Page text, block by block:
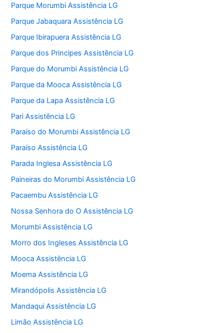
Parque Morumbi Assistência LG
Parque Jabaquara Assistência LG
Parque Ibirapuera Assistência LG
Parque dos Principes Assistência LG
Parque do Morumbi Assistência LG
Parque da Mooca Assistência LG
Parque da Lapa Assistência LG
Pari Assistência LG
Paraíso do Morumbi Assistência LG
Paraíso Assistência LG
Parada Inglesa Assistência LG
Paineiras do Morumbi Assistência LG
Pacaembu Assistência LG
Nossa Senhora do O Assistência LG
Morumbi Assistência LG
Morro dos Ingleses Assistência LG
Mooca Assistência LG
Moema Assistência LG
Mirandópolis Assistência LG
Mandaqui Assistência LG
Limão Assistência LG